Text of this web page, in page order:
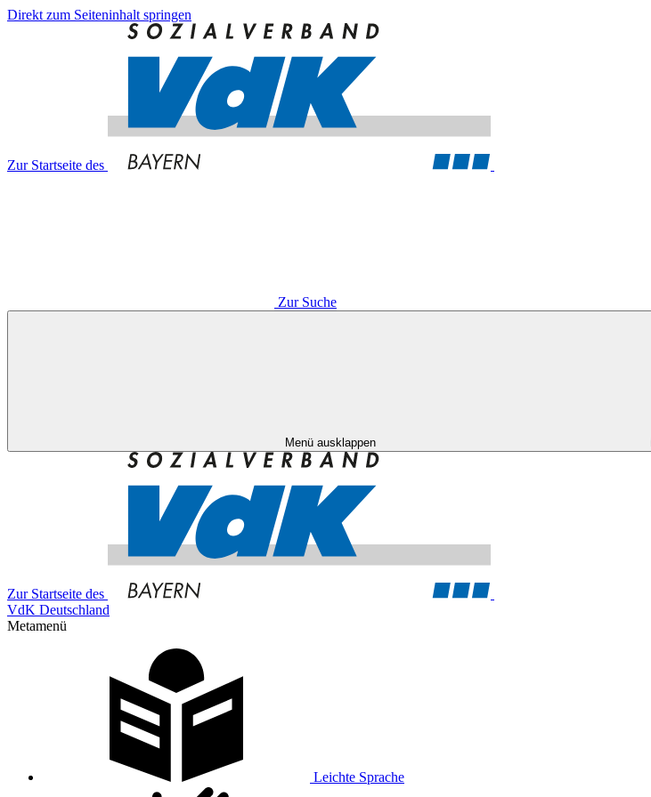
Direkt zum Seiteninhalt springen
Zur Startseite des
Zur Suche
Menü ausklappen
Zur Startseite des
VdK Deutschland
Metamenü
Leichte Sprache